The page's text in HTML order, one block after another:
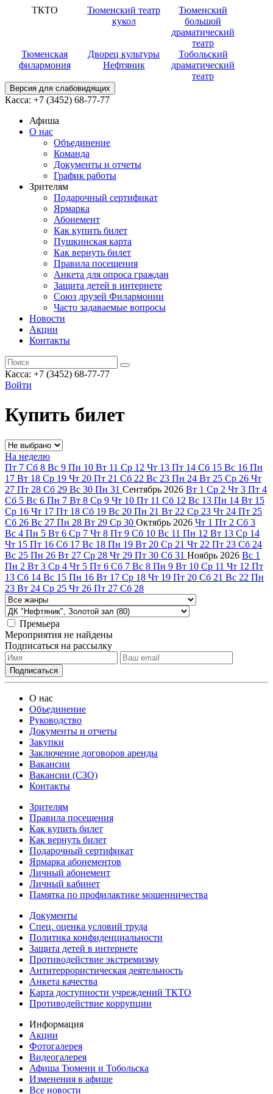
ТКТО
Тюменский театр
кукол
Тюменский
большой
драматический
театр
Тюменская
филармония
Дворец культуры
Нефтяник
Тобольский
драматический
театр
Версия для слабовидящих
Касса: +7 (3452) 68-77-77
Афиша
О нас
Объединение
Команда
Документы и отчеты
График работы
Зрителям
Подарочный сертификат
Ярмарка
Абонемент
Как купить билет
Пушкинская карта
Как вернуть билет
Правила посещения
Анкета для опроса граждан
Защита детей в интернете
Союз друзей Филармонии
Часто задаваемые вопросы
Новости
Акции
Контакты
Касса: +7 (3452) 68-77-77
Войти
Купить билет
На неделю
Пт 7 Сб 8 Вс 9 Пн 10 Вт 11 Ср 12 Чт 13 Пт 14 Сб 15 Вс 16 Пн
17 Вт 18 Ср 19 Чт 20 Пт 21 Сб 22 Вс 23 Пн 24 Вт 25 Ср 26 Чт
27 Пт 28 Сб 29 Вс 30 Пн 31 Сентябрь 2026 Вт 1 Ср 2 Чт 3 Пт 4
Сб 5 Вс 6 Пн 7 Вт 8 Ср 9 Чт 10 Пт 11 Сб 12 Вс 13 Пн 14 Вт 15
Ср 16 Чт 17 Пт 18 Сб 19 Вс 20 Пн 21 Вт 22 Ср 23 Чт 24 Пт 25
Сб 26 Вс 27 Пн 28 Вт 29 Ср 30 Октябрь 2026 Чт 1 Пт 2 Сб 3
Вс 4 Пн 5 Вт 6 Ср 7 Чт 8 Пт 9 Сб 10 Вс 11 Пн 12 Вт 13 Ср 14
Чт 15 Пт 16 Сб 17 Вс 18 Пн 19 Вт 20 Ср 21 Чт 22 Пт 23 Сб 24
Вс 25 Пн 26 Вт 27 Ср 28 Чт 29 Пт 30 Сб 31 Ноябрь 2026 Вс 1
Пн 2 Вт 3 Ср 4 Чт 5 Пт 6 Сб 7 Вс 8 Пн 9 Вт 10 Ср 11 Чт 12 Пт
13 Сб 14 Вс 15 Пн 16 Вт 17 Ср 18 Чт 19 Пт 20 Сб 21 Вс 22 Пн
23 Вт 24 Ср 25 Чт 26 Пт 27 Сб 28
Премьера
Мероприятия не найдены
Подписаться на рассылку
О нас
Объединение
Руководство
Документы и отчеты
Закупки
Заключение договоров аренды
Вакансии
Вакансии (СЗО)
Контакты
Зрителям
Правила посещения
Как купить билет
Как вернуть билет
Подарочный сертификат
Ярмарка абонементов
Личный абонемент
Личный кабинет
Памятка по профилактике мошенничества
Документы
Спец. оценка условий труда
Политика конфиденциальности
Защита детей в интернете
Противодействие экстремизму
Антитеррористическая деятельность
Анкета качества
Карта доступности учреждений ТКТО
Противодействие коррупции
Информация
Акции
Фотогалерея
Видеогалерея
Афиша Тюмени и Тобольска
Изменения в афише
Все новости